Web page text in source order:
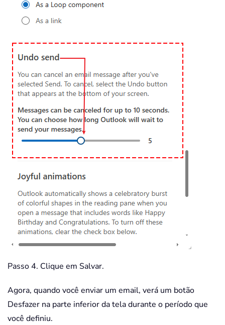
Passo 4. Clique em Salvar.
Agora, quando você enviar um email, verá um botão
Desfazer na parte inferior da tela durante o período que
você definiu.